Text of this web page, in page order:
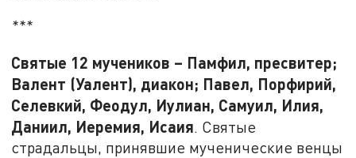
***
Святые 12 мучеников – Памфил, пресвитер;
Валент (Уалент), диакон; Павел, Порфирий,
Селевкий, Феодул, Иулиан, Самуил, Илия,
Даниил, Иеремия, Исаия. Святые
страдальцы, принявшие мученические венцы